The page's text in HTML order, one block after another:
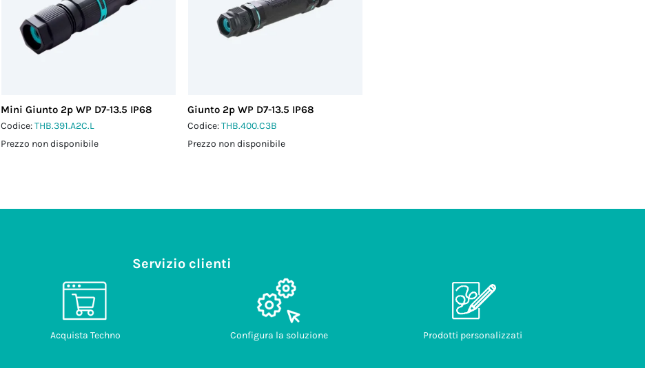
Mini Giunto 2p WP D7-13.5 IP68
Codice:THB.391.A2C.L
Prezzo non disponibile
Giunto 2p WP D7-13.5 IP68
Codice:THB.400.C3B
Prezzo non disponibile
Servizio clienti
Acquista Techno Configura la soluzione Prodotti personalizzati